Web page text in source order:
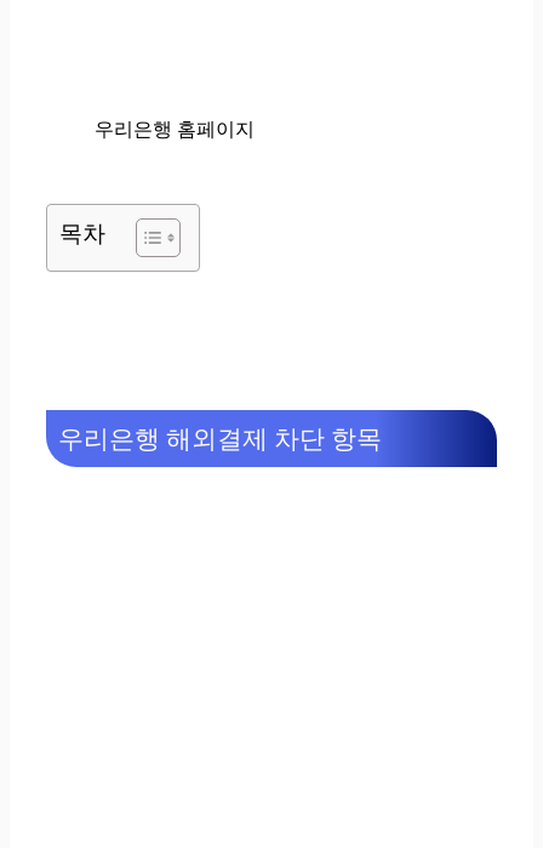
우리은행 홈페이지
목차
우리은행 해외결제 차단 항목